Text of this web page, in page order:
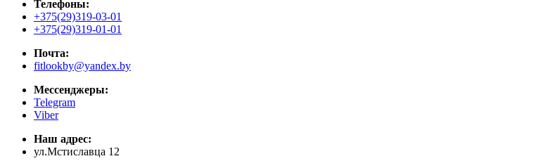
Телефоны:
+375(29)319-03-01
+375(29)319-01-01
Почта:
fitlookby@yandex.by
Мессенджеры:
Telegram
Viber
Наш адрес:
ул.Мстиславца 12